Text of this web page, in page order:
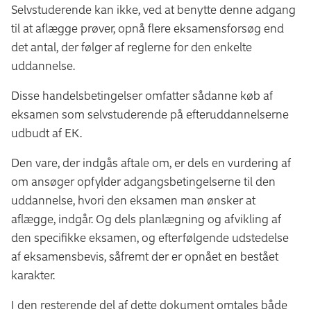
Selvstuderende kan ikke, ved at benytte denne adgang
til at aflægge prøver, opnå flere eksamensforsøg end
det antal, der følger af reglerne for den enkelte
uddannelse.
Disse handelsbetingelser omfatter sådanne køb af
eksamen som selvstuderende på efteruddannelserne
udbudt af EK.
Den vare, der indgås aftale om, er dels en vurdering af
om ansøger opfylder adgangsbetingelserne til den
uddannelse, hvori den eksamen man ønsker at
aflægge, indgår. Og dels planlægning og afvikling af
den specifikke eksamen, og efterfølgende udstedelse
af eksamensbevis, såfremt der er opnået en bestået
karakter.
I den resterende del af dette dokument omtales både